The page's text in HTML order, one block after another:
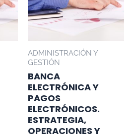
ADMINISTRACIÓN Y
GESTIÓN
BANCA
ELECTRÓNICA Y
PAGOS
ELECTRÓNICOS.
ESTRATEGIA,
OPERACIONES Y